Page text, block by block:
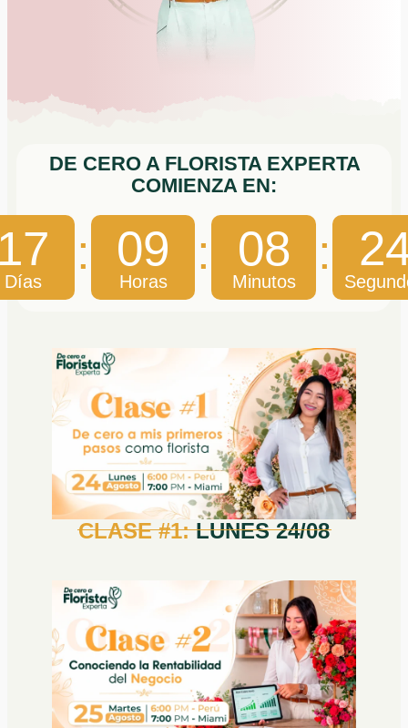
DE CERO A FLORISTA EXPERTA
COMIENZA EN:
Días
09
Horas
08
Minutos
CLASE #1:LUNES 24/08